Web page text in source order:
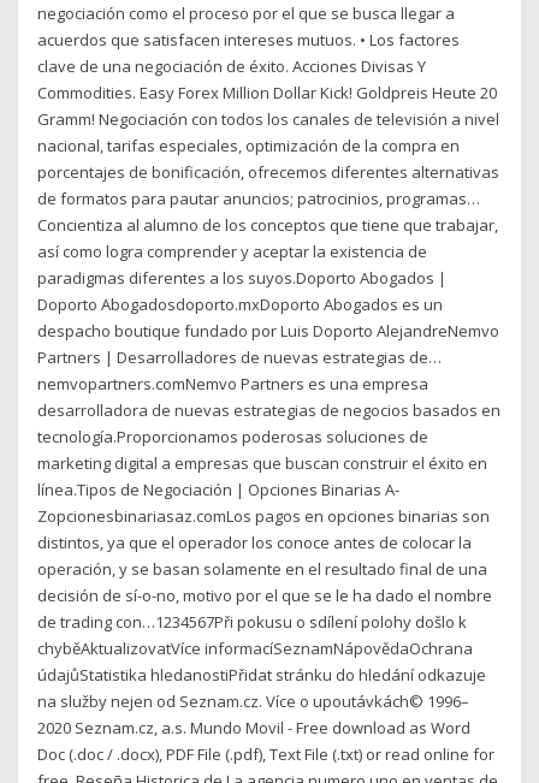
negociación como el proceso por el que se busca llegar a
acuerdos que satisfacen intereses mutuos. • Los factores
clave de una negociación de éxito. Acciones Divisas Y
Commodities. Easy Forex Million Dollar Kick! Goldpreis Heute 20
Gramm! Negociación con todos los canales de televisión a nivel
nacional, tarifas especiales, optimización de la compra en
porcentajes de bonificación, ofrecemos diferentes alternativas
de formatos para pautar anuncios; patrocinios, programas…
Concientiza al alumno de los conceptos que tiene que trabajar,
así como logra comprender y aceptar la existencia de
paradigmas diferentes a los suyos.Doporto Abogados |
Doporto Abogadosdoporto.mxDoporto Abogados es un
despacho boutique fundado por Luis Doporto AlejandreNemvo
Partners | Desarrolladores de nuevas estrategias de…
nemvopartners.comNemvo Partners es una empresa
desarrolladora de nuevas estrategias de negocios basados en
tecnología.Proporcionamos poderosas soluciones de
marketing digital a empresas que buscan construir el éxito en
línea.Tipos de Negociación | Opciones Binarias A-
Zopcionesbinariasaz.comLos pagos en opciones binarias son
distintos, ya que el operador los conoce antes de colocar la
operación, y se basan solamente en el resultado final de una
decisión de sí-o-no, motivo por el que se le ha dado el nombre
de trading con…1234567Při pokusu o sdílení polohy došlo k
chyběAktualizovatVíce informacíSeznamNápovědaOchrana
údajůStatistika hledanostiPřidat stránku do hledání odkazuje
na služby nejen od Seznam.cz. Více o upoutávkách© 1996–
2020 Seznam.cz, a.s. Mundo Movil - Free download as Word
Doc (.doc / .docx), PDF File (.pdf), Text File (.txt) or read online for